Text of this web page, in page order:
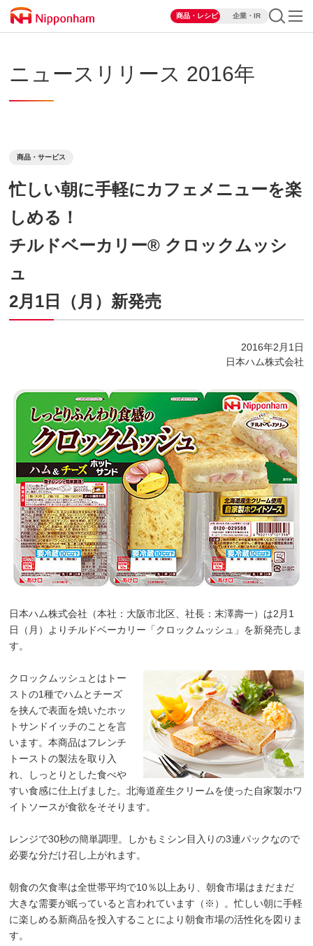
商品・レシピ 企業・IR
ニュースリリース 2016年
商品・サービス
忙しい朝に手軽にカフェメニューを楽
しめる！
チルドベーカリー® クロックムッシ
ュ
2月1日（月）新発売
2016年2月1日
日本ハム株式会社
日本ハム株式会社（本社：大阪市北区、社長：末澤壽一）は2月1
日（月）よりチルドベーカリー「クロックムッシュ」を新発売しま
す。
クロックムッシュとはトー
ストの1種でハムとチーズ
を挟んで表面を焼いたホッ
トサンドイッチのことを言
います。本商品はフレンチ
トーストの製法を取り入
れ、しっとりとした食べや
すい食感に仕上げました。北海道産生クリームを使った自家製ホワ
イトソースが食欲をそそります。
レンジで30秒の簡単調理。しかもミシン目入りの3連パックなので
必要な分だけ召し上がれます。
朝食の欠食率は全世帯平均で10％以上あり、朝食市場はまだまだ
大きな需要が眠っていると言われています（※）。忙しい朝に手軽
に楽しめる新商品を投入することにより朝食市場の活性化を図りま
す。